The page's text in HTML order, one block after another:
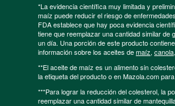
*La evidencia científica muy limitada y
maíz puede reducir el riesgo de
FDA establece que hay poca evidencia
tiene que reemplazar una cantidad similar
un día. Una porción de este producto
información sobre los aceites demaíz, canola,
**El aceite de maíz es un alimento sin
la etiqueta del producto o en Mazola.com
***Para lograr la reducción del colesterol, la
reemplazar una cantidad similar de